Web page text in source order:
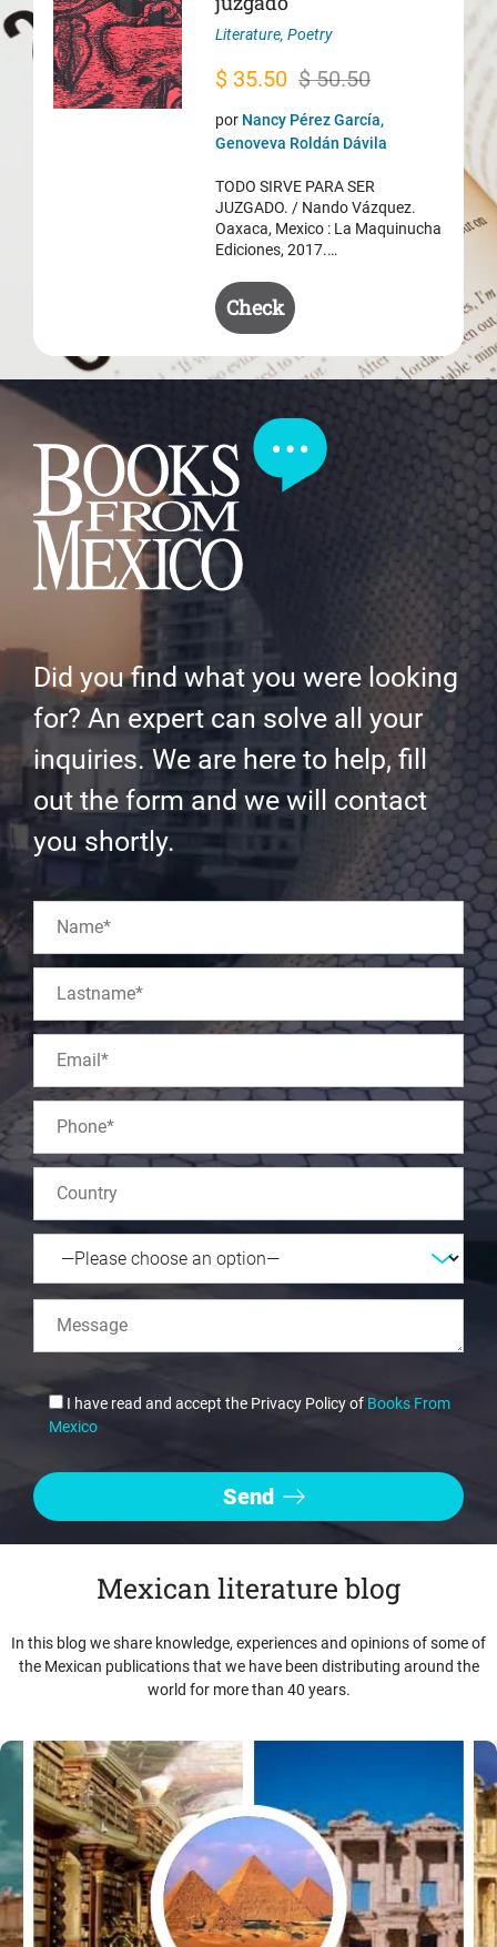
Literature,Poetry
$50.50
Original
price
was:
$ 50.50.
$ 35.50
Current
price
is:
$ 35.50.
por Nancy Pérez García,
Genoveva Roldán Dávila
TODO SIRVE PARA SER
JUZGADO. / Nando Vázquez.
Oaxaca, Mexico : La Maquinucha
Ediciones, 2017.…
Check
Did you find what you were looking
for? An expert can solve all your
inquiries. We are here to help, fill
out the form and we will contact
you shortly.
I have read and accept the Privacy Policy of Books From
Mexico
Mexican literature blog
In this blog we share knowledge, experiences and opinions of some of
the Mexican publications that we have been distributing around the
world for more than 40 years.